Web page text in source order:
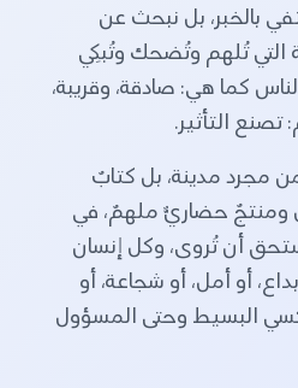
بالخبر، بل نبحث عن
التي تُلهم وتُضحك وتُبكِي
كما هي: صادقة، وقريبة،
تصنع التأثير.
مجرد مدينة، بل كتابٌ
ومنتجٌ حضاريٌّ ملهمٌ، في
أن تُروى، وكل إنسان
أو أمل، أو شجاعة، أو
البسيط وحتى المسؤول